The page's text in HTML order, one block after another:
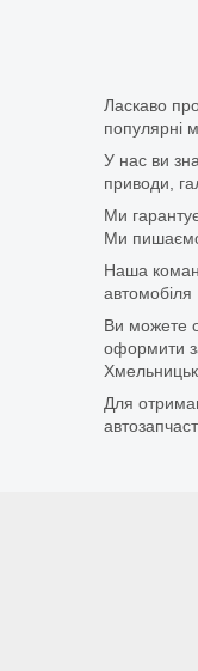
Ласкаво
популярні
У нас ви
приводи,
Ми
Ми
Наша
автомобіля
Ви можете
оформити
Для